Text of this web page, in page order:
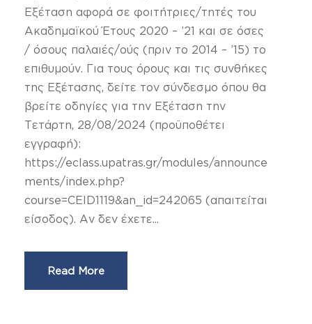
Εξέταση αφορά σε φοιτήτριες/τητές του
Ακαδημαϊκού Έτους 2020 – ’21 και σε όσες
/ όσους παλαιές/ούς (πριν το 2014 – ’15) το
επιθυμούν. Για τους όρους και τις συνθήκες
της Εξέτασης, δείτε τον σύνδεσμο όπου θα
βρείτε οδηγίες για την Εξέταση την
Τετάρτη, 28/08/2024 (προϋποθέτει
εγγραφή):
https://eclass.upatras.gr/modules/announce
ments/index.php?
course=CEID1119&an_id=242065 (απαιτείται
είσοδος). Αν δεν έχετε...
Read More